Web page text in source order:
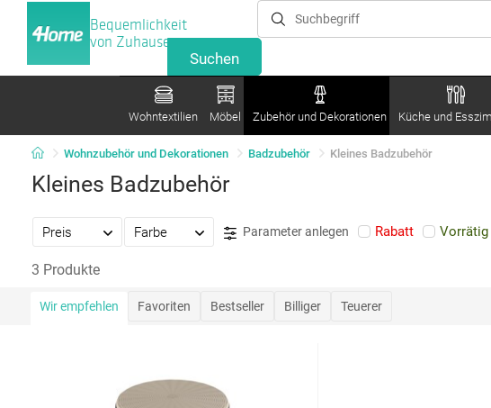
Bequemlichkeit
von Zuhause
Wohntextilien Möbel Zubehör und Dekorationen Küche und
Wohnzubehör und Dekorationen Badzubehör Kleines Badzubehör
Kleines Badzubehör
Preis Farbe Parameter anlegen Rabatt Vorrätig
3 Produkte
Wir empfehlen Favoriten Bestseller Billiger Teuerer